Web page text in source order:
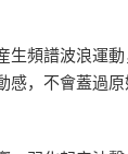
生頻譜波浪運
感，不會蓋過原